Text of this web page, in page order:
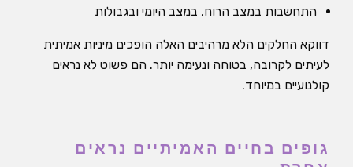
התחשבות במצב הרוח, במצב היומי ובגבולות
דווקא החלקים הלא מרהיבים האלה הופכים מיניות אמיתית
לעיתים לקרובה, בטוחה ונעימה יותר. הם פשוט לא נראים
קולנועיים במיוחד.
גופים בחיים האמיתיים נראים